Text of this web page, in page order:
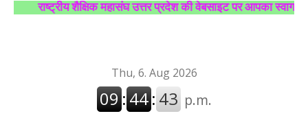
राष्ट्रीय शैक्षिक महासंघ उत्तर प्रदेश की वेबसाइट पर आपका स्वागत है।